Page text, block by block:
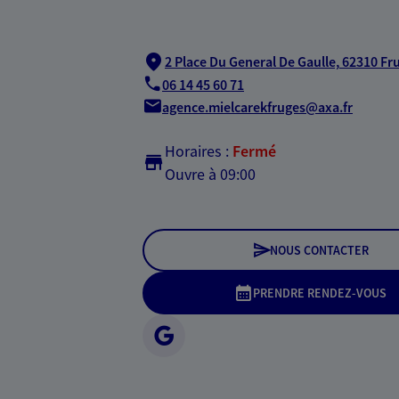
2 Place Du General De Gaulle,62310
06 14 45 60 71
agence.mielcarekfruges@axa.fr
Horaires : Fermé
Ouvre à 09:00
NOUS CONTACTER
PRENDRE RENDEZ-VOUS